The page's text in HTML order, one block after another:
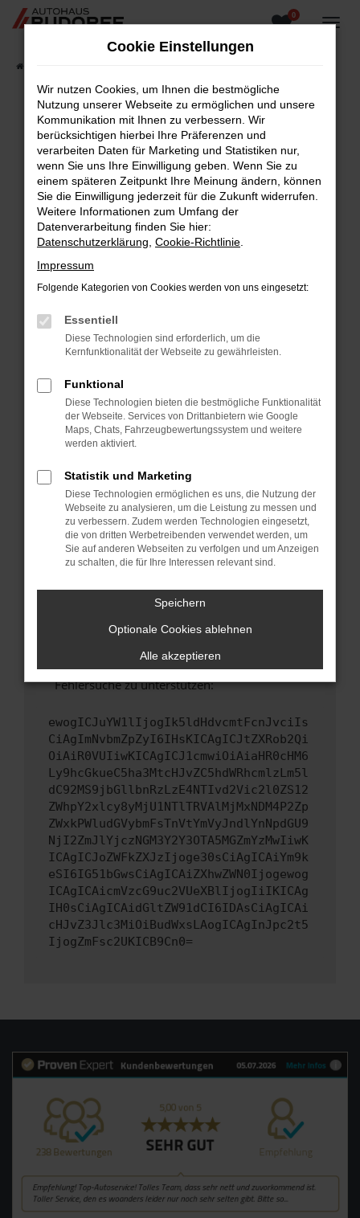
Zum
0
Fehler: Network Error
Beim Laden ist ein Fehler aufgetreten.
Hier sind ein paar Tipps, die dir helfen können:
Überprüfe deine Firewall und deine
Internetverbindung.
Laden andere Webseiten, zum Beispiel deine
Suchmaschine?
Prüfe deine Browsererweiterungen.
Manche Erweiterungen, wie Werbeblocker,
können das Laden bestimmter Seiten
verhindern. Funktioniert die Seite in einem
Fenster?
Starte dein Gerät neu.
Das kann manchmal helfen, vorübergehende
Probleme zu beheben.
Betriebssystem auf dem neuesten Stand
sind.
Veraltete Software birgt nicht nur ein
Sicherheitsrisiko, sondern kann auch dazu
führen, dass bestimmte Funktionen nicht mehr
unterstützt werden.
Wende dich an den Webseitenbetreiber.
Wenn du alle oben genannten Schritte versucht
hast, kontaktiere uns bitte. Wir werden
versuchen, das Problem zu beheben. Du kannst
uns diesen Text schicken, um uns bei der
Fehlersuche zu unterstützen:
ewogICJuYW1lIjogIk5ldHdvcmtFcnJvciIs
CiAgImNvbmZpZyI6IHsKICAgICJtZXRob2Qi
OiAiR0VUIiwKICAgICJ1cmwiOiAiaHR0cHM6
Ly9hcGkueC5ha3MtcHJvZC5hdWRhcmlzLm5l
dC92MS9jbGllbnRzLzE4NTIvd2Vic2l0ZS12
ZWhpY2xlcy8yMjU1NTlTRVAlMjMxNDM4P2Zp
ZWxkPWludGVybmFsTnVtYmVyJndlYnNpdGU9
NjI2ZmJlYjczNGM3Y2Y3OTA5MGZmYzMwIiwK
ICAgICJoZWFkZXJzIjoge30sCiAgICAiYm9k
eSI6IG51bGwsCiAgICAiZXhwZWN0Ijogewog
ICAgICAicmVzcG9uc2VUeXBlIjogIiIKICAg
IH0sCiAgICAidGltZW91dCI6IDAsCiAgICAi
cHJvZ3Jlc3MiOiBudWxsLAogICAgInJpc2t5
IjogZmFsc2UKICB9Cn0=
Cookie Einstellungen
Wir nutzen Cookies, um Ihnen die bestmögliche
Nutzung unserer Webseite zu ermöglichen und unsere
Kommunikation mit Ihnen zu verbessern. Wir
berücksichtigen hierbei Ihre Präferenzen und
verarbeiten Daten für Marketing und Statistiken nur,
wenn Sie uns Ihre Einwilligung geben. Wenn Sie zu
einem späteren Zeitpunkt Ihre Meinung ändern, können
Sie die Einwilligung jederzeit für die Zukunft widerrufen.
Weitere Informationen zum Umfang der
Datenverarbeitung finden Sie hier:
Datenschutzerklärung Cookie-Richtlinie
Impressum
Folgende Kategorien von Cookies werden von uns eingesetzt:
Essentiell
Diese Technologien sind erforderlich, um die
Kernfunktionalität der Webseite zu gewährleisten.
Funktional
Diese Technologien bieten die bestmögliche Funktionalität
der Webseite. Services von Drittanbietern wie Google
Maps, Chats, Fahrzeugbewertungssystem und weitere
werden aktiviert.
Statistik und Marketing
Diese Technologien ermöglichen es uns, die Nutzung der
Webseite zu analysieren, um die Leistung zu messen und
zu verbessern. Zudem werden Technologien eingesetzt,
die von dritten Werbetreibenden verwendet werden, um
Sie auf anderen Webseiten zu verfolgen und um Anzeigen
zu schalten, die für Ihre Interessen relevant sind.
Speichern
Optionale Cookies ablehnen
Alle akzeptieren